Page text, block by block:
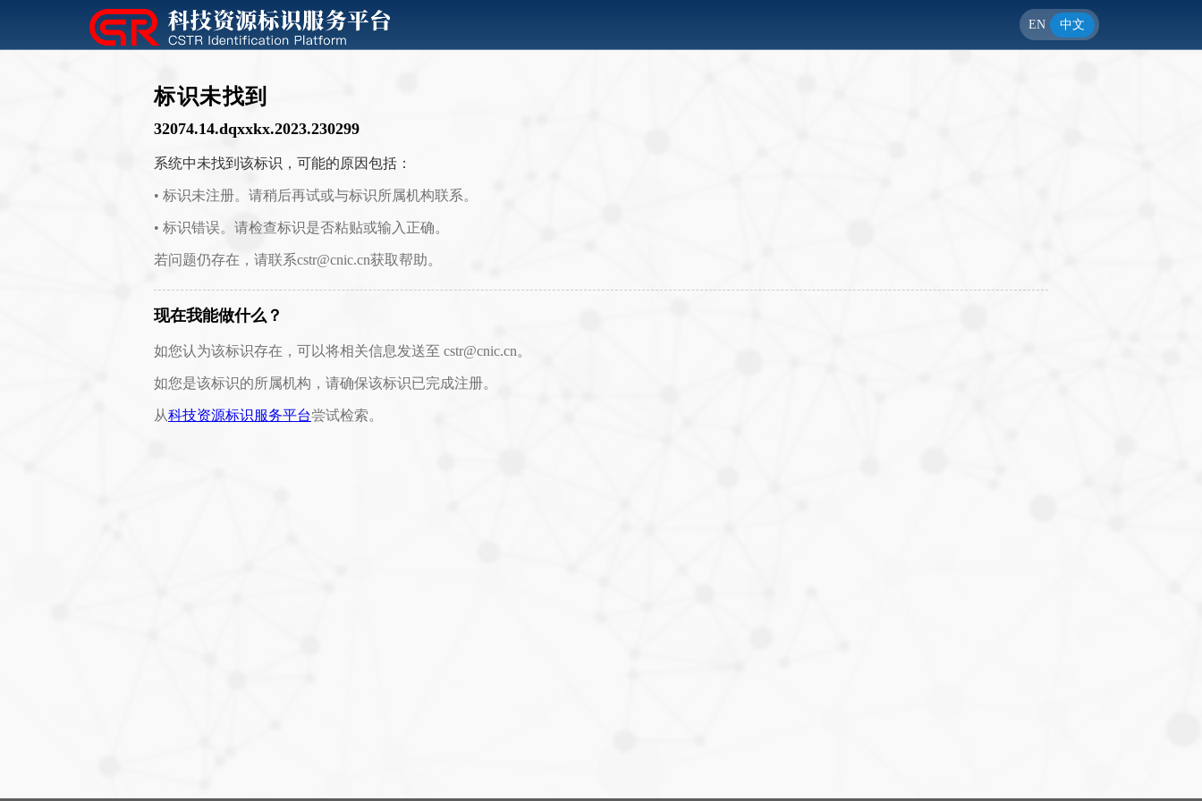
EN 中文
标识未找到
32074.14.dqxxkx.2023.230299
系统中未找到该标识，可能的原因包括：
• 标识未注册。请稍后再试或与标识所属机构联系。
• 标识错误。请检查标识是否粘贴或输入正确。
若问题仍存在，请联系cstr@cnic.cn获取帮助。
现在我能做什么？
如您认为该标识存在，可以将相关信息发送至 cstr@cnic.cn。
如您是该标识的所属机构，请确保该标识已完成注册。
从科技资源标识服务平台尝试检索。